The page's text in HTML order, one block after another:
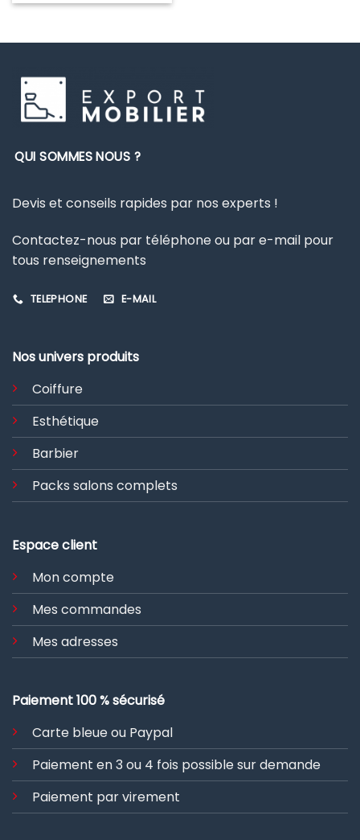
QUI SOMMES NOUS ?
Devis et conseils rapides par nos experts !
Contactez-nous par téléphone ou par e-mail pour
tous renseignements
TELEPHONE E-MAIL
Nos univers produits
Coiffure
Esthétique
Barbier
Packs salons complets
Espace client
Mon compte
Mes commandes
Mes adresses
Paiement 100 % sécurisé
Carte bleue ou Paypal
Paiement en 3 ou 4 fois possible sur demande
Paiement par virement